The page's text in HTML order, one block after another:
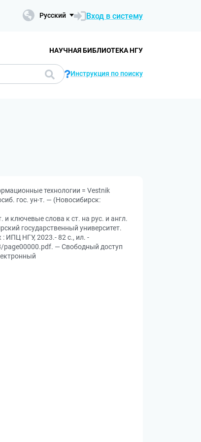
Русский Вход в систему
НАУЧНАЯ БИБЛИОТЕКА НГУ
Инструкция по поиску
технологии = Vestnik
гос. ун-т. — (Новосибирск:
ключевые слова к ст. на рус. и англ.
государственный университет.
ИПЦ НГУ, 2023.- 82 с., ил. -
— Свободный доступ